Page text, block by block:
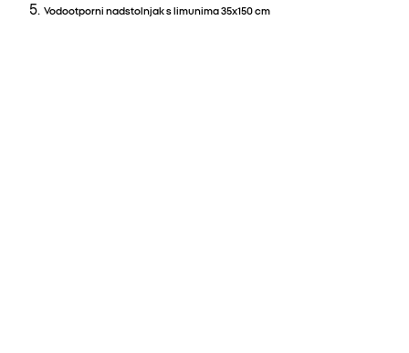
Vodootporni nadstolnjak s limunima 35x150 cm